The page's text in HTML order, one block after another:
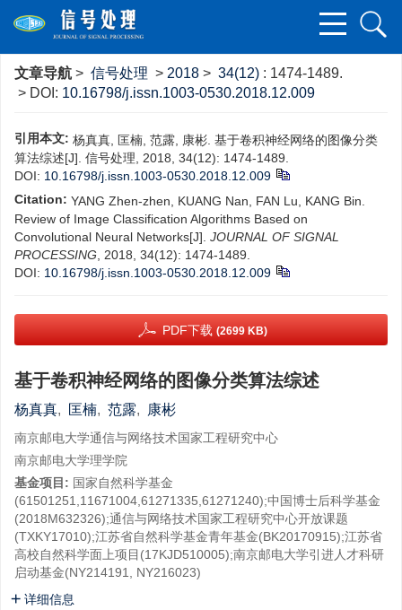
文章导航 > 信号处理 > 2018 > 34(12) : 1474-1489.
> DOI: 10.16798/j.issn.1003-0530.2018.12.009
引用本文: 杨真真, 匡楠, 范露, 康彬. 基于卷积神经网络的图像分类
算法综述[J]. 信号处理, 2018, 34(12): 1474-1489.
DOI: 10.16798/j.issn.1003-0530.2018.12.009
Citation: YANG Zhen-zhen, KUANG Nan, FAN Lu, KANG Bin.
Review of Image Classification Algorithms Based on
Convolutional Neural Networks[J]. JOURNAL OF SIGNAL
PROCESSING , 2018, 34(12): 1474-1489.
DOI: 10.16798/j.issn.1003-0530.2018.12.009
PDF下载 (2699 KB)
基于卷积神经网络的图像分类算法综述
杨真真, 匡楠, 范露, 康彬
南京邮电大学通信与网络技术国家工程研究中心
南京邮电大学理学院
基金项目: 国家自然科学基金
(61501251,11671004,61271335,61271240);中国博士后科学基金
(2018M632326);通信与网络技术国家工程研究中心开放课题
(TXKY17010);江苏省自然科学基金青年基金(BK20170915);江苏省
高校自然科学面上项目(17KJD510005);南京邮电大学引进人才科研
启动基金(NY214191, NY216023)
详细信息